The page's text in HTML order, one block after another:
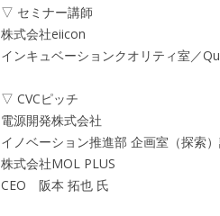
▽ セミナー講師
株式会社eiicon
インキュベーションクオリティ室
▽ CVCピッチ
電源開発株式会社
イノベーション推進部 企画室（探索
株式会社MOL PLUS
CEO 阪本 拓也 氏